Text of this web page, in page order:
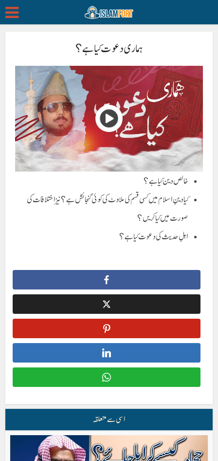
ہماری دعوت کیا ہے؟
خالص دین کیا ہے؟
کیا دینِ اسلام میں کسی قسم کی ملاوٹ کی کوئی گنجائش ہے؟ نیز اختلافات کی
صورت میں کیا کریں؟
اہلِ حدیث کی دعوت کیا ہے؟
اسی سے متعلقہ